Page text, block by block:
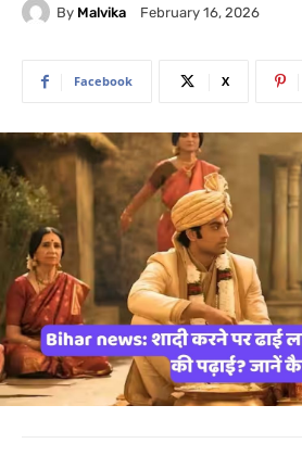
By Malvika February 16, 2026
Facebook X